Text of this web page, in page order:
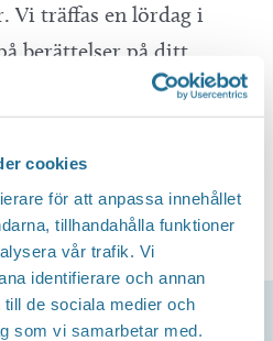
cookies
för att anpassa innehållet
tillhandahålla funktioner
vår trafik. Vi
identifierare och annan
de sociala medier och
som vi samarbetar med.
Vi träffas en lördag i
berättelser på ditt
anmälan.